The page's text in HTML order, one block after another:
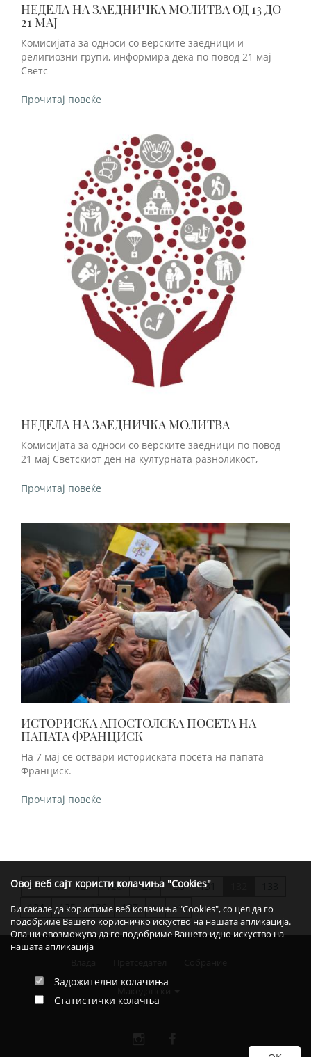
Овој веб сајт користи колачиња "Cookies"
Би сакале да користиме веб колачиња "Cookies", со цел да го
подобриме Вашето корисничко искуство на нашата апликација.
Ова ни овозможува да го подобриме Вашето идно искуство на
нашата апликација
Задожителни колачиња
Статистички колачња
НЕДЕЛА НА ЗАЕДНИЧКА МОЛИТВА ОД 13 ДО
21 МАЈ
Комисијата за односи со верските заедници и
религиозни групи, информира дека по повод 21 мај
Светс
Прочитај повеќе
НЕДЕЛА НА ЗАЕДНИЧКА МОЛИТВА
Комисијата за односи со верските заедници по повод
21 мај Светскиот ден на културната разноликост,
Прочитај повеќе
ИСТОРИСКА АПОСТОЛСКА ПОСЕТА НА
ПАПАТА ФРАНЦИСК
На 7 мај се оствари историската посета на папата
Франциск.
Прочитај повеќе
>> < 127 128 129 130 131
134
135 136 137 > >>